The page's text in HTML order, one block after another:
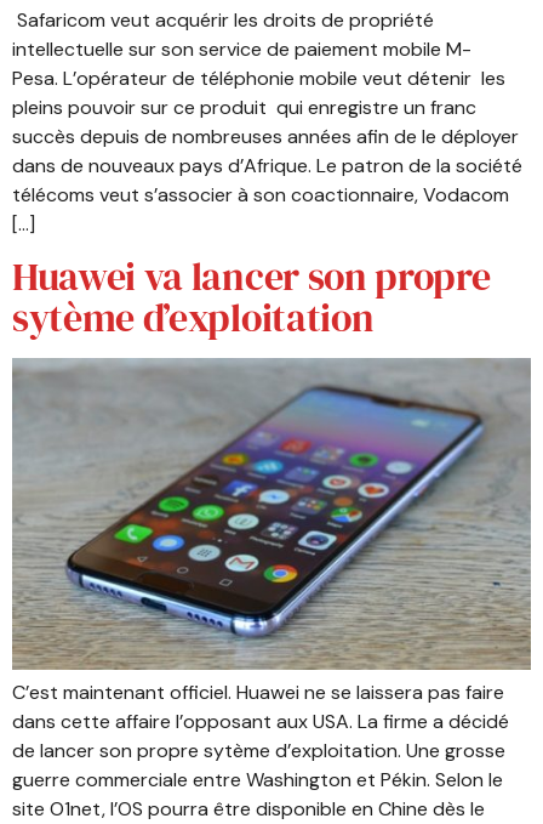
Safaricom veut acquérir les droits de propriété
intellectuelle sur son service de paiement mobile M-
Pesa. L’opérateur de téléphonie mobile veut détenir les
pleins pouvoir sur ce produit qui enregistre un franc
succès depuis de nombreuses années afin de le déployer
dans de nouveaux pays d’Afrique. Le patron de la société
télécoms veut s’associer à son coactionnaire, Vodacom
[…]
Huawei va lancer son propre
sytème d’exploitation
C’est maintenant officiel. Huawei ne se laissera pas faire
dans cette affaire l’opposant aux USA. La firme a décidé
de lancer son propre sytème d’exploitation. Une grosse
guerre commerciale entre Washington et Pékin. Selon le
site O1net, l’OS pourra être disponible en Chine dès le